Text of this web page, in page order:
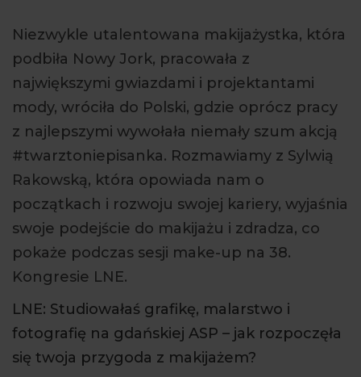
Niezwykle utalentowana makijażystka, która
podbiła Nowy Jork, pracowała z
największymi gwiazdami i projektantami
mody, wróciła do Polski, gdzie oprócz pracy
z najlepszymi wywołała niemały szum akcją
#twarztoniepisanka. Rozmawiamy z Sylwią
Rakowską, która opowiada nam o
początkach i rozwoju swojej kariery, wyjaśnia
swoje podejście do makijażu i zdradza, co
pokaże podczas sesji make-up na 38.
Kongresie LNE.
LNE: Studiowałaś grafikę, malarstwo i
fotografię na gdańskiej ASP – jak rozpoczęła
się twoja przygoda z makijażem?